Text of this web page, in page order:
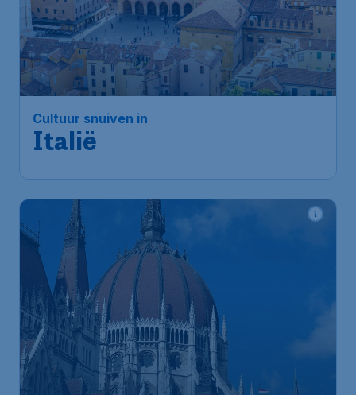
Cultuur snuiven in
Italië
€163*
vanaf
Schiphol
Rome , Luchthaven Roma-
Fiumicino